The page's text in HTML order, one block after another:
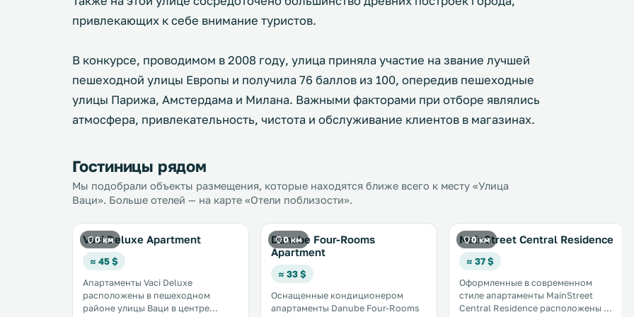
привлекающих к себе внимание туристов.
В конкурсе, проводимом в 2008 году, улица приняла участие на звание лучшей
пешеходной улицы Европы и получила 76 баллов из 100, опередив пешеходные
улицы Парижа, Амстердама и Милана. Важными факторами при отборе являлись
атмосфера, привлекательность, чистота и обслуживание клиентов в магазинах.
Гостиницы рядом
Мы подобрали объекты размещения, которые находятся ближе всего к месту «Улица
Ваци». Больше отелей — на карте «Отели поблизости».
0 км
Vaci Deluxe Apartment
≈ 45 $
Апартаменты Vaci Deluxe
расположены в пешеходном
районе улицы Ваци в центре
0 км
Danube Four-Rooms
Apartment
≈ 33 $
Оснащенные кондиционером
апартаменты Danube Four-Rooms
0 км
MainStreet Central Residence
≈ 37 $
Оформленные в современном
стиле апартаменты MainStreet
Central Residence расположены в